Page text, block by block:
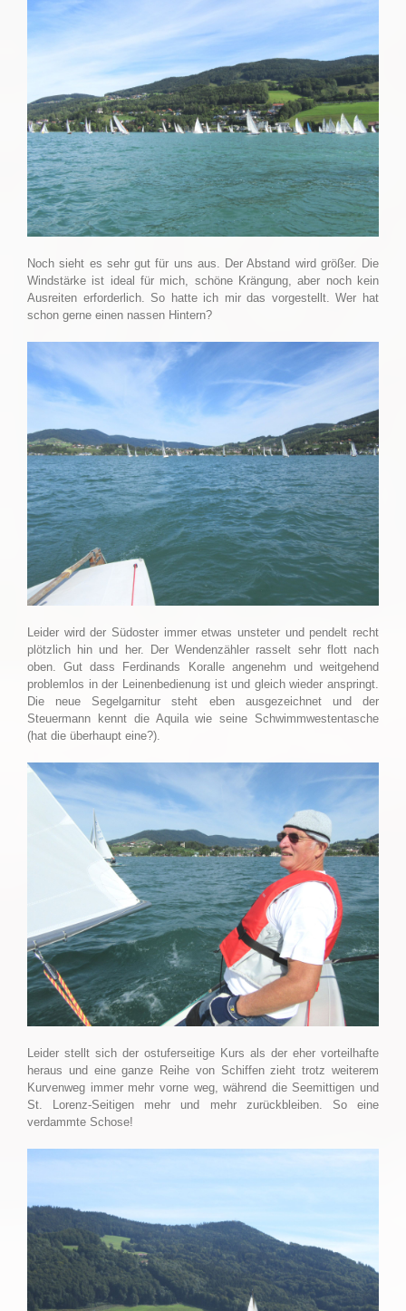
Noch sieht es sehr gut für uns aus. Der Abstand wird größer. Die
Windstärke ist ideal für mich, schöne Krängung, aber noch kein
Ausreiten erforderlich. So hatte ich mir das vorgestellt. Wer hat
schon gerne einen nassen Hintern?
Leider wird der Südoster immer etwas unsteter und pendelt recht
plötzlich hin und her. Der Wendenzähler rasselt sehr flott nach
oben. Gut dass Ferdinands Koralle angenehm und weitgehend
problemlos in der Leinenbedienung ist und gleich wieder anspringt.
Die neue Segelgarnitur steht eben ausgezeichnet und der
Steuermann kennt die Aquila wie seine Schwimmwestentasche
(hat die überhaupt eine?).
Leider stellt sich der ostuferseitige Kurs als der eher vorteilhafte
heraus und eine ganze Reihe von Schiffen zieht trotz weiterem
Kurvenweg immer mehr vorne weg, während die Seemittigen und
St. Lorenz-Seitigen mehr und mehr zurückbleiben. So eine
verdammte Schose!